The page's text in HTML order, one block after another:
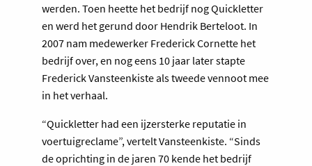
werden. Toen heette het bedrijf nog Quickletter
en werd het gerund door Hendrik Berteloot. In
2007 nam medewerker Frederick Cornette het
bedrijf over, en nog eens 10 jaar later stapte
Frederick Vansteenkiste als tweede vennoot mee
in het verhaal.
“Quickletter had een ijzersterke reputatie in
voertuigreclame”, vertelt Vansteenkiste. “Sinds
de oprichting in de jaren 70 kende het bedrijf